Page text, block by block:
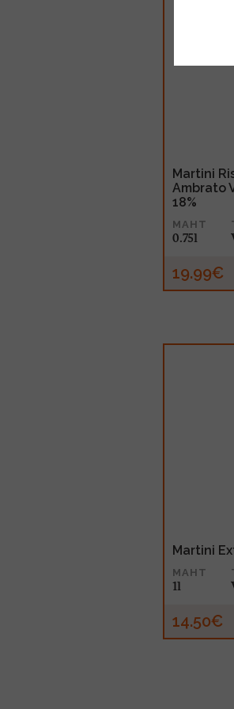
Martini
Ambrato
18%
MAHT
0.75l
19.99€
Martini
MAHT
1l
14.50€